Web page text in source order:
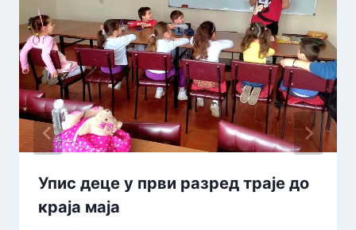
Упис деце у први разред траје до
краја маја